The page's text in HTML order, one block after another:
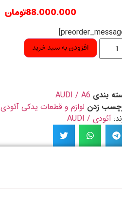
88.000.000تومان
افزودن به سبد خرید
بندی AUDI / A6
زدن لوازم و قطعات یدکی آئودی
آئودی / AUDI